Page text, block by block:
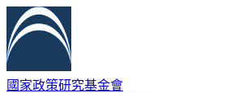
國家政策研究基金會